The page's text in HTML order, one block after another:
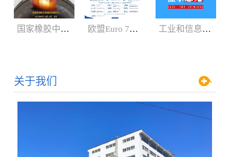
国家橡胶中心2023年轮胎剖析研讨会3月召开 欧盟Euro 7新法规增加汽车轮胎新内容 工业和信息化部：公开征求对《轿车轮胎》等8项强制性国家标准（征求意见稿）的意见
关于我们